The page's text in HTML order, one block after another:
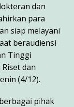
dan
para
siap melayani
beraudiensi
Tinggi
dan
(4/12).
pihak